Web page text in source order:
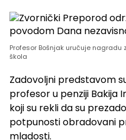
Profesor Bošnjak uručuje
škola
Zadovoljni predstavom
profesor u penziji Bakija
koji su rekli da su
potpunosti obradovani
mladosti.